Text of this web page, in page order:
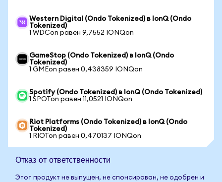
Western Digital (Ondo Tokenized) в IonQ (Ondo
Tokenized)
1 WDCon равен 9,7552 IONQon
GameStop (Ondo Tokenized) в IonQ (Ondo
Tokenized)
1 GMEon равен 0,438359 IONQon
Spotify (Ondo Tokenized) в IonQ (Ondo Tokenized)
1 SPOTon равен 11,0521 IONQon
Riot Platforms (Ondo Tokenized) в IonQ (Ondo
Tokenized)
1 RIOTon равен 0,470137 IONQon
Отказ от ответственности
Этот продукт не выпущен, не спонсирован, не одобрен и